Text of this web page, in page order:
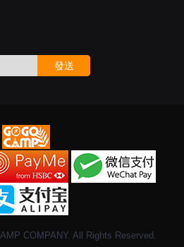
發送
COMPANY. All Rights Reserved.